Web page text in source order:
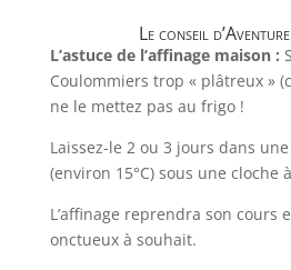
Le conseil
L’astuce de l’affinage maison :
Coulommiers trop « plâtreux »
ne le mettez pas au frigo !
Laissez-le 2 ou 3 jours dans
(environ 15°C) sous une cloche
L’affinage reprendra son
onctueux à souhait.